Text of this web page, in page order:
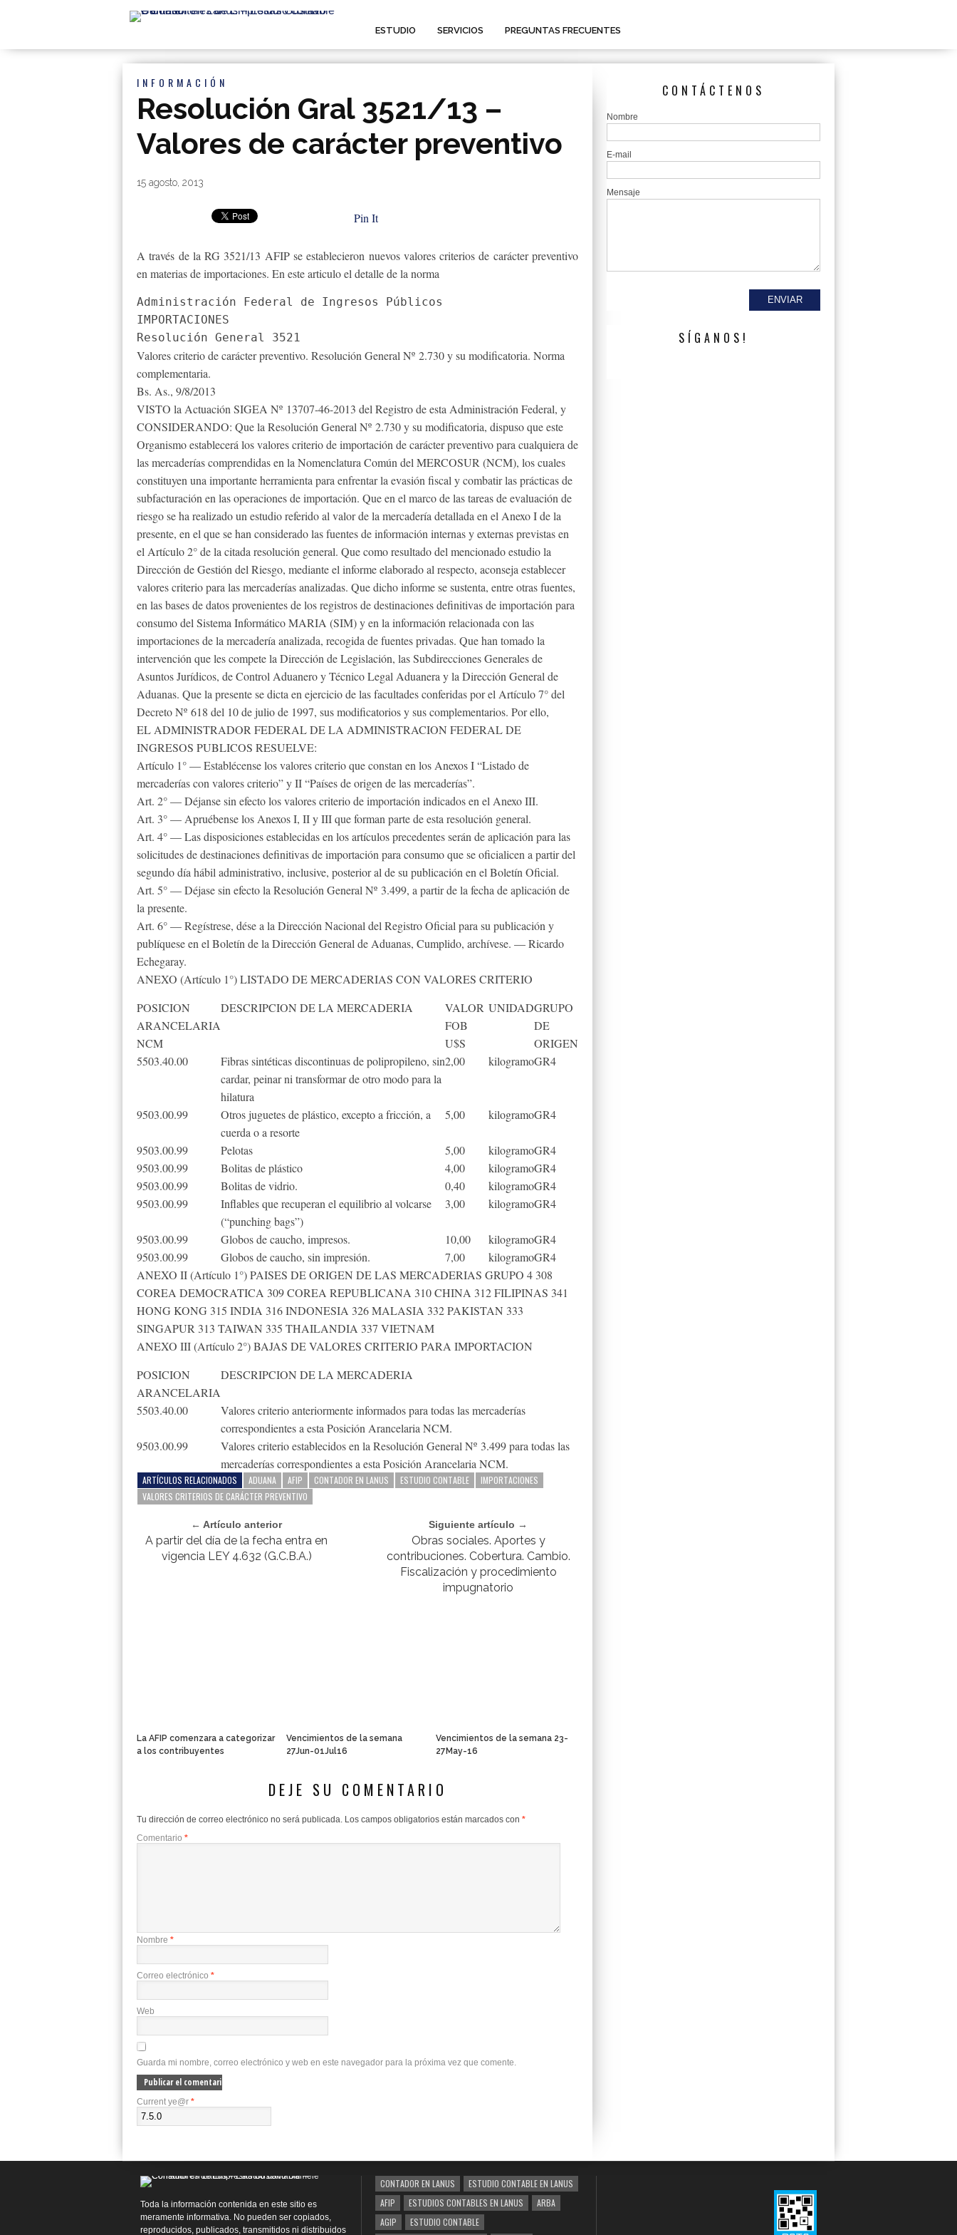
ESTUDIO SERVICIOS PREGUNTAS FRECUENTES
INFORMACIÓN
Resolución Gral 3521/13 –
Valores de carácter preventivo
By|
15 agosto, 2013
Pin It
A través de la RG 3521/13 AFIP se establecieron nuevos valores criterios de carácter preventivo
en materias de importaciones. En este articulo el detalle de la norma
Administración Federal de Ingresos Públicos
IMPORTACIONES
Resolución General 3521
Valores criterio de carácter preventivo. Resolución General Nº 2.730 y su modificatoria. Norma
complementaria.
Bs. As., 9/8/2013
VISTO la Actuación SIGEA Nº 13707-46-2013 del Registro de esta Administración Federal, y
CONSIDERANDO: Que la Resolución General Nº 2.730 y su modificatoria, dispuso que este
Organismo establecerá los valores criterio de importación de carácter preventivo para cualquiera de
las mercaderías comprendidas en la Nomenclatura Común del MERCOSUR (NCM), los cuales
constituyen una importante herramienta para enfrentar la evasión fiscal y combatir las prácticas de
subfacturación en las operaciones de importación. Que en el marco de las tareas de evaluación de
riesgo se ha realizado un estudio referido al valor de la mercadería detallada en el Anexo I de la
presente, en el que se han considerado las fuentes de información internas y externas previstas en
el Artículo 2° de la citada resolución general. Que como resultado del mencionado estudio la
Dirección de Gestión del Riesgo, mediante el informe elaborado al respecto, aconseja establecer
valores criterio para las mercaderías analizadas. Que dicho informe se sustenta, entre otras fuentes,
en las bases de datos provenientes de los registros de destinaciones definitivas de importación para
consumo del Sistema Informático MARIA (SIM) y en la información relacionada con las
importaciones de la mercadería analizada, recogida de fuentes privadas. Que han tomado la
intervención que les compete la Dirección de Legislación, las Subdirecciones Generales de
Asuntos Jurídicos, de Control Aduanero y Técnico Legal Aduanera y la Dirección General de
Aduanas. Que la presente se dicta en ejercicio de las facultades conferidas por el Artículo 7° del
Decreto Nº 618 del 10 de julio de 1997, sus modificatorios y sus complementarios. Por ello,
EL ADMINISTRADOR FEDERAL DE LA ADMINISTRACION FEDERAL DE
INGRESOS PUBLICOS RESUELVE:
Artículo 1° — Establécense los valores criterio que constan en los Anexos I “Listado de
mercaderías con valores criterio” y II “Países de origen de las mercaderías”.
Art. 2° — Déjanse sin efecto los valores criterio de importación indicados en el Anexo III.
Art. 3° — Apruébense los Anexos I, II y III que forman parte de esta resolución general.
Art. 4° — Las disposiciones establecidas en los artículos precedentes serán de aplicación para las
solicitudes de destinaciones definitivas de importación para consumo que se oficialicen a partir del
segundo día hábil administrativo, inclusive, posterior al de su publicación en el Boletín Oficial.
Art. 5° — Déjase sin efecto la Resolución General Nº 3.499, a partir de la fecha de aplicación de
la presente.
Art. 6° — Regístrese, dése a la Dirección Nacional del Registro Oficial para su publicación y
publíquese en el Boletín de la Dirección General de Aduanas, Cumplido, archívese. — Ricardo
Echegaray.
ANEXO (Artículo 1°) LISTADO DE MERCADERIAS CON VALORES CRITERIO
POSICION
ARANCELARIA
NCM
DESCRIPCION DE LA MERCADERIA
VALOR
FOB
U$S
UNIDADGRUPO
DE
ORIGEN
5503.40.00
Fibras sintéticas discontinuas de polipropileno, sin
cardar, peinar ni transformar de otro modo para la
hilatura
2,00 kilogramoGR4
9503.00.99
Otros juguetes de plástico, excepto a fricción, a
cuerda o a resorte
5,00 kilogramoGR4
9503.00.99 Pelotas 5,00 kilogramoGR4
9503.00.99
Bolitas de plástico 4,00 kilogramoGR4
9503.00.99
Bolitas de vidrio. 0,40 kilogramoGR4
9503.00.99
Inflables que recuperan el equilibrio al volcarse
(“punching bags”)
3,00 kilogramoGR4
9503.00.99 Globos de caucho, impresos. 10,00 kilogramoGR4
9503.00.99
Globos de caucho, sin impresión. 7,00 kilogramoGR4
ANEXO II (Artículo 1°) PAISES DE ORIGEN DE LAS MERCADERIAS GRUPO 4 308
COREA DEMOCRATICA 309 COREA REPUBLICANA 310 CHINA 312 FILIPINAS 341
HONG KONG 315 INDIA 316 INDONESIA 326 MALASIA 332 PAKISTAN 333
SINGAPUR 313 TAIWAN 335 THAILANDIA 337 VIETNAM
ANEXO III (Artículo 2°) BAJAS DE VALORES CRITERIO PARA IMPORTACION
POSICION
ARANCELARIA
DESCRIPCION DE LA MERCADERIA
5503.40.00
Valores criterio anteriormente informados para todas las mercaderías
correspondientes a esta Posición Arancelaria NCM.
9503.00.99
Valores criterio establecidos en la Resolución General Nº 3.499 para todas las
mercaderías correspondientes a esta Posición Arancelaria NCM.
ARTÍCULOS RELACIONADOS ADUANA AFIP CONTADOR EN LANUS ESTUDIO CONTABLE
IMPORTACIONES
VALORES CRITERIOS DE CARÁCTER PREVENTIVO
← Artículo anterior
A partir del día de la fecha entra en
vigencia LEY 4.632 (G.C.B.A.)
Siguiente artículo →
Obras sociales. Aportes y
contribuciones. Cobertura. Cambio.
Fiscalización y procedimiento
impugnatorio
La AFIP comenzara a categorizar
a los contribuyentes
Vencimientos de la semana
27Jun-01Jul16
Vencimientos de la semana 23-
27May-16
DEJE SU COMENTARIO
Tu dirección de correo electrónico no será publicada. Los campos obligatorios están marcados con *
Comentario *
Nombre *
Correo electrónico *
Web
Guarda mi nombre, correo electrónico y web en este navegador para la próxima vez que comente.
Current ye@r *
CONTÁCTENOS
Nombre
E-mail
Mensaje
SÍGANOS!
Toda la información contenida en este sitio es
meramente informativa. No pueden ser copiados,
reproducidos, publicados, transmitidos ni distribuidos
CONTADOR EN LANUS
ESTUDIO CONTABLE EN LANUS
AFIP
ESTUDIOS CONTABLES EN LANUS
ARBA
AGIP
ESTUDIO CONTABLE